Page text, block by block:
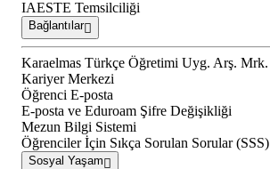
IAESTE Temsilciliği
Bağlantılar
Karaelmas Türkçe Öğretimi Uyg. Arş. Mrk.
Kariyer Merkezi
Öğrenci E-posta
E-posta ve Eduroam Şifre Değişikliği
Mezun Bilgi Sistemi
Öğrenciler İçin Sıkça Sorulan Sorular (SSS)
Sosyal Yaşam